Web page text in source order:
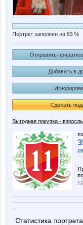
Портрет заполнен на 83 %
Отправить
Добавить в
Сделать
Выгодная покупка -
Статистика